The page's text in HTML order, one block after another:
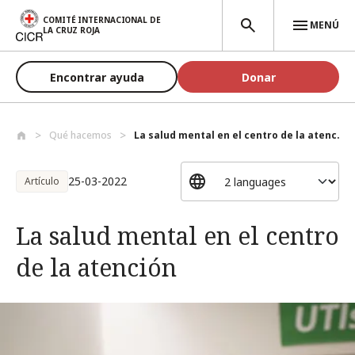
Pasar al contenido principal
COMITÉ INTERNACIONAL DE
LA CRUZ ROJA
MENÚ
Encontrar ayuda Donar
Qué hacemos La salud mental en el centro de la atenc...
Artículo 25-03-2022
La salud mental en el centro
de la atención